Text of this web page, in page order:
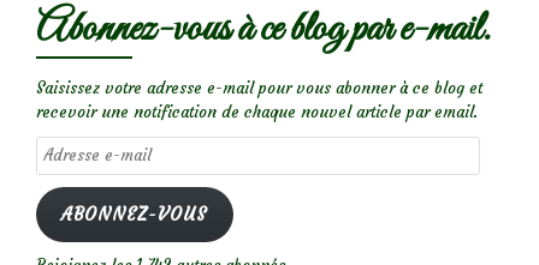
Abonnez-vous à ce blog par e-mail.
Saisissez votre adresse e-mail pour vous abonner à ce blog et
recevoir une notification de chaque nouvel article par email.
Adresse
e-
mail
ABONNEZ-VOUS